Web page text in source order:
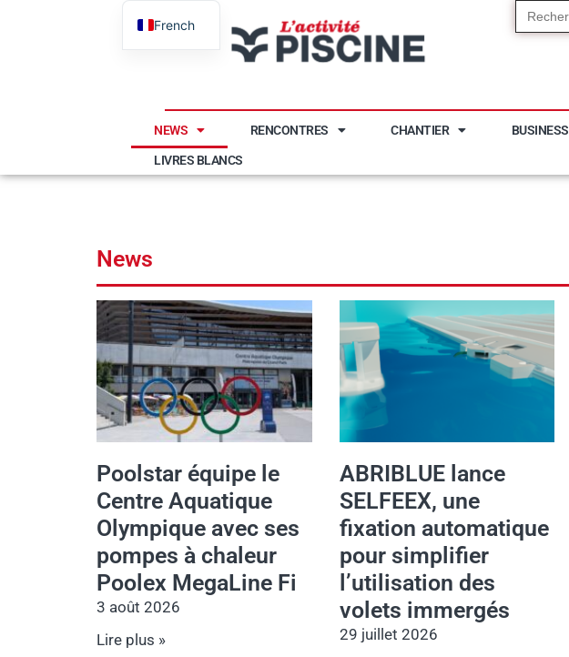
Search
for:
NEWS RENCONTRES CHANTIER BUSINESS
LIVRES BLANCS
News
Poolstar équipe le
Centre Aquatique
Olympique avec ses
pompes à chaleur
Poolex MegaLine Fi
3 août 2026
Lire plus »
ABRIBLUE lance
SELFEEX, une
fixation automatique
pour simplifier
l’utilisation des
volets immergés
29 juillet 2026
French